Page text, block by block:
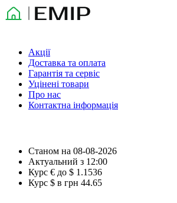
Акції
Доставка та оплата
Гарантія та сервіс
Уцінені товари
Про нас
Контактна інформація
Станом на 08-08-2026
Актуальний з 12:00
Курс € до $ 1.1536
Курс $ в грн 44.65